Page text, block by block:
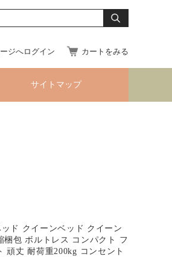
ジへログイン カートをみる
サイトマップ
ド クイーンベッド クイーン
包 ボルトレス コンパクト フ
頑丈 耐荷重200kg コンセント